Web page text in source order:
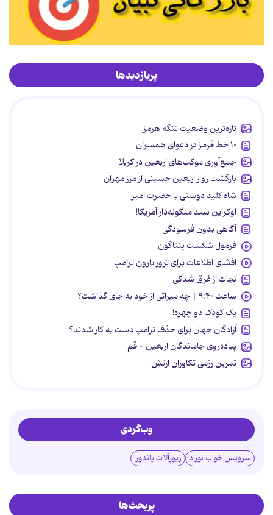
پربازدیدها
تازه‌ترین وضعیت تنگه هرمز
۱۰ خط قرمز در دعوای همسران
جمع‌آوری موکب‌های اربعین در کربلا
بازگشت زوار اربعین حسینی از مرز مهران
شاه کلید دوستی با حضرت امیر
اوکراین سند منگوله‌دار آمریکا!
آگاهی بدون فرسودگی
فرمول شکست پنتاگون
افشای اطلاعات برای ترور بارون ترامپ
نجات از غرق شدگی
ساعت ۹:۴۰ | چه میراثی از خود به جای گذاشت؟
یک کودک دو چهره!
آزادگان جهان برای حذف ترامپ دست به کار شدند؟
پیاده‌روی جاماندگان اربعین - قم
تمرین رزمی تکاوران ارتش
وب‌گردی
سرویس خواب نوزاد زیورآلات پاندورا
پربحث‌ها